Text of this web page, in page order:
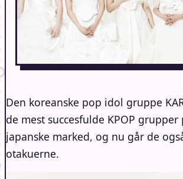
Den koreanske pop idol gruppe
de mest succesfulde KPOP grupper
japanske marked, og nu går de
otakuerne.